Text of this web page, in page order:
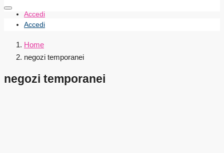
Accedi
Accedi
Home
negozi temporanei
negozi temporanei